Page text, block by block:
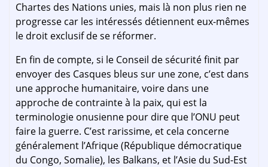
Chartes des Nations unies, mais là non plus rien ne
progresse car les intéressés détiennent eux-mêmes
le droit exclusif de se réformer.
En fin de compte, si le Conseil de sécurité finit par
envoyer des Casques bleus sur une zone, c’est dans
une approche humanitaire, voire dans une
approche de contrainte à la paix, qui est la
terminologie onusienne pour dire que l’ONU peut
faire la guerre. C’est rarissime, et cela concerne
généralement l’Afrique (République démocratique
du Congo, Somalie), les Balkans, et l’Asie du Sud-Est